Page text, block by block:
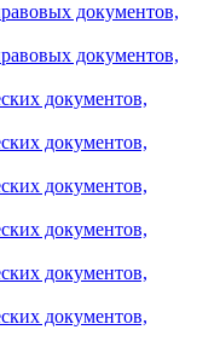
документов,
документов,
документов,
документов,
документов,
документов,
документов,
документов,